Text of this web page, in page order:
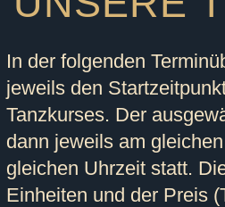
In der folgenden
jeweils den
Tanzkurses. Der
dann jeweils am
gleichen Uhrzeit statt.
Einheiten und der Preis